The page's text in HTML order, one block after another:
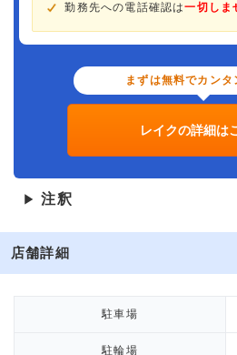
勤務先への電話確認は一切しま
まずは無料でカンタ
レイクの詳細は
▶ 注釈
店舗詳細
駐車場
駐輪場